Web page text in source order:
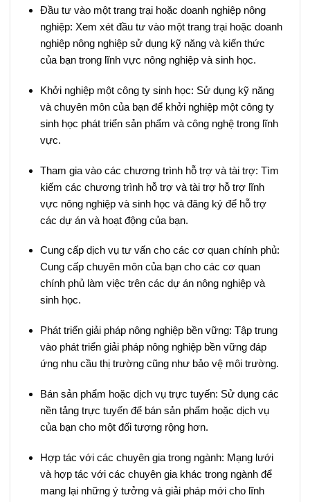
Đầu tư vào một trang trại hoặc doanh nghiệp nông
nghiệp: Xem xét đầu tư vào một trang trại hoặc doanh
nghiệp nông nghiệp sử dụng kỹ năng và kiến thức
của bạn trong lĩnh vực nông nghiệp và sinh học.
Khởi nghiệp một công ty sinh học: Sử dụng kỹ năng
và chuyên môn của bạn để khởi nghiệp một công ty
sinh học phát triển sản phẩm và công nghệ trong lĩnh
vực.
Tham gia vào các chương trình hỗ trợ và tài trợ: Tìm
kiếm các chương trình hỗ trợ và tài trợ hỗ trợ lĩnh
vực nông nghiệp và sinh học và đăng ký để hỗ trợ
các dự án và hoạt động của bạn.
Cung cấp dịch vụ tư vấn cho các cơ quan chính phủ:
Cung cấp chuyên môn của bạn cho các cơ quan
chính phủ làm việc trên các dự án nông nghiệp và
sinh học.
Phát triển giải pháp nông nghiệp bền vững: Tập trung
vào phát triển giải pháp nông nghiệp bền vững đáp
ứng nhu cầu thị trường cũng như bảo vệ môi trường.
Bán sản phẩm hoặc dịch vụ trực tuyến: Sử dụng các
nền tảng trực tuyến để bán sản phẩm hoặc dịch vụ
của bạn cho một đối tượng rộng hơn.
Hợp tác với các chuyên gia trong ngành: Mạng lưới
và hợp tác với các chuyên gia khác trong ngành để
mang lại những ý tưởng và giải pháp mới cho lĩnh